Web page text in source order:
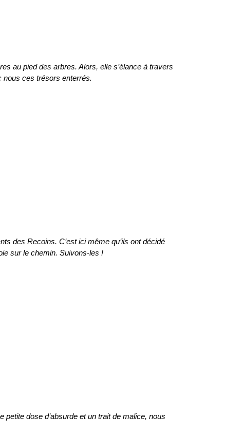
au pied des arbres. Alors, elle s’élance à travers
nous ces trésors enterrés.
des Recoins. C’est ici même qu’ils ont décidé
sur le chemin. Suivons-les !
dose d’absurde et un trait de malice, nous